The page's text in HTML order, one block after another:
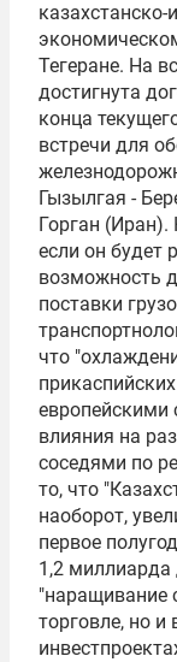
Тегеране. На
достигнута
конца
встречи для
Гызылгая -
Горган (Иран).
если он будет
возможность
поставки
что
влияния на
соседями по
то, что
наоборот,
первое
1,2 миллиарда
"наращивание
торговле, но